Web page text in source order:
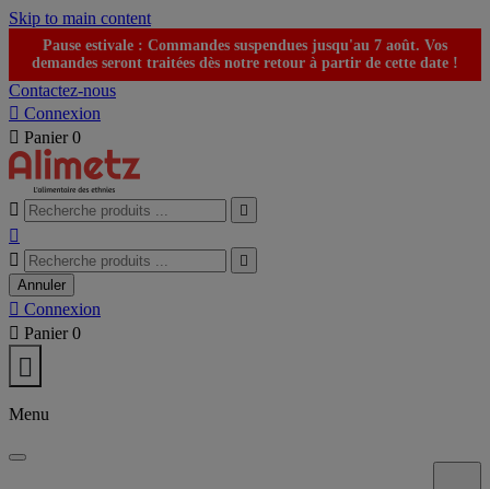
Skip to main content
Pause estivale : Commandes suspendues jusqu'au 7 août. Vos
demandes seront traitées dès notre retour à partir de cette date !
Contactez-nous
 Connexion
 Panier 0
 



Annuler
 Connexion
 Panier 0

Menu